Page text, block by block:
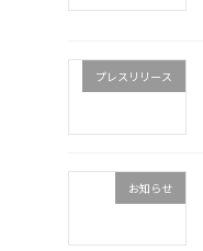
プレスリリース
お知らせ